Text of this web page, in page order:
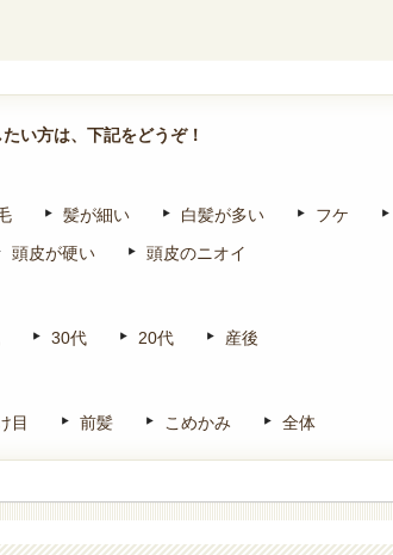
い方は、下記をどうぞ！
髪が細い 白髪が多い フケ
頭皮が硬い 頭皮のニオイ
30代 20代 産後
目 前髪 こめかみ 全体